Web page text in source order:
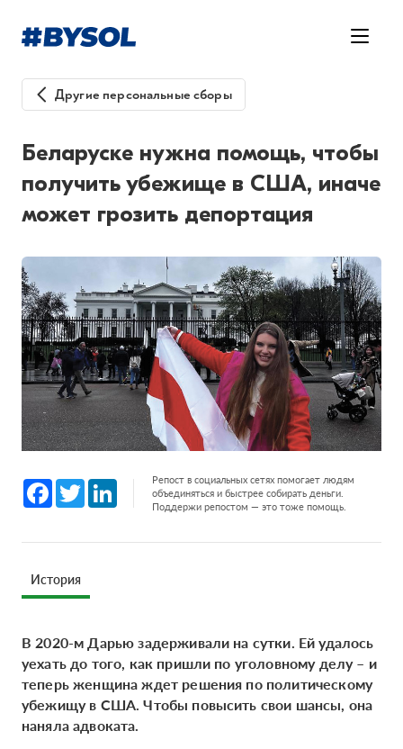
Другие персональные сборы
Беларуске нужна помощь, чтобы
получить убежище в США, иначе
может грозить депортация
Facebook
Twitter LinkedInРепост в социальных сетях помогает людям
объединяться и быстрее собирать деньги.
Поддержи репостом — это тоже помощь.
История
В 2020-м Дарью задерживали на сутки. Ей удалось
уехать до того, как пришли по уголовному делу – и
теперь женщина ждет решения по политическому
убежищу в США. Чтобы повысить свои шансы, она
наняла адвоката.